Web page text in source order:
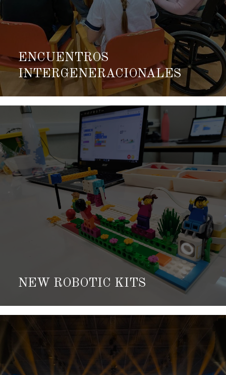
ENCUENTROS
INTERGENERACIONALES
NEW ROBOTIC KITS